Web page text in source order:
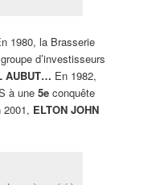
1980, la Brasserie
d’investisseurs
AUBUT… En 1982,
à une5e conquête
ELTON JOHN